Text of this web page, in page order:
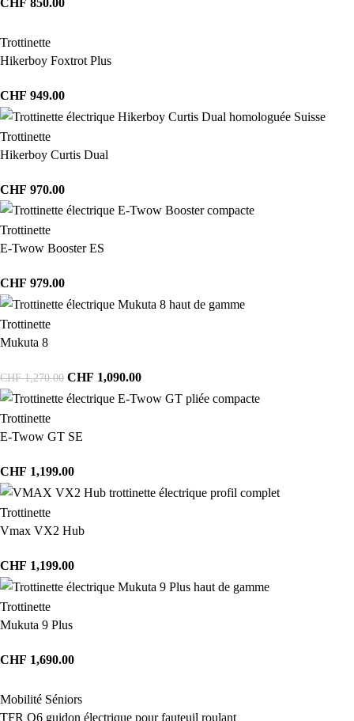
Trottinette
Hikerboy Foxtrot Plus
CHF 949.00
Trottinette
Hikerboy Curtis Dual
CHF 970.00
Trottinette
E-Twow Booster ES
CHF 979.00
Trottinette
Mukuta 8
CHF1,270.00 CHF 1,090.00
Trottinette
E-Twow GT SE
CHF 1,199.00
Trottinette
Vmax VX2 Hub
CHF 1,199.00
Trottinette
Mukuta 9 Plus
CHF 1,690.00
Mobilité Séniors
TFR Q6 guidon électrique pour fauteuil roulant